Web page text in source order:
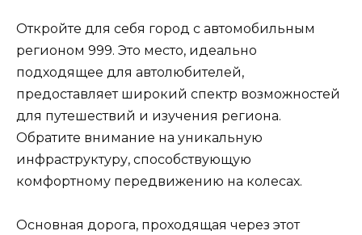
Откройте для себя город с автомобильным
регионом 999. Это место, идеально
подходящее для автолюбителей,
предоставляет широкий спектр возможностей
для путешествий и изучения региона.
Обратите внимание на уникальную
инфраструктуру, способствующую
комфортному передвижению на колесах.
Основная дорога, проходящая через этот